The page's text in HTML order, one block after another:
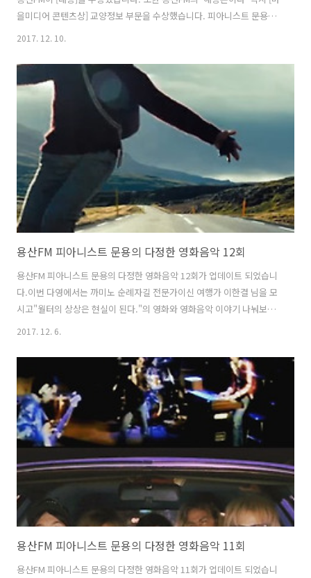
을미디어 콘텐츠상] 교양정보 부문을 수상했습니다. 피아니스트 문용은
[마을미디어 10대 스타상(개인상)]에, 그리고 ‘피아니스트 문용의 다정한
지 못했습니다. 피아니스트 문용과 '다정한 영화음악'이 후보로 소개된
책자의 내용 전문은 아래와 같습니다. [마을미디어 10대 스타상(개인상)]
부문 김문용 / 공동체미디어 용산FM / 용산구 배려의 아이콘 [다정한 영
화음악 진행자 피아니스트 문용] 해방촌에는 많은 문화 활동가들이 거주
하고 있습니다. 다만 일부 문화 활동가분들은 자기주장이 강한 편이라
2017. 12. 10.
용산FM 피아니스트 문용의 다정한 영화음악 12회
용산FM 피아니스트 문용의 다정한 영화음악 12회가 업데이트 되었습니
다.이번 다영에서는 까미노 순례자길 전문가이신 여행가 이한결 님을 모
시고"월터의 상상은 현실이 된다."의 영화와 영화음악 이야기 나눠보았
습니다. 다정한 영화음악 12회 녹음은 문타라스튜디오에서 이뤄졌습니
바랍니다.댓글과 좋아요는 많은 힘이 됩니다 :) 팟티:
https://www.podty.me/episode/14229922팟빵:
http://www.podbbang.com/ch/7604?e=22474835
2017. 12. 6.
용산FM 피아니스트 문용의 다정한 영화음악 11회
용산FM 피아니스트 문용의 다정한 영화음악 11회가 업데이트 되었습니